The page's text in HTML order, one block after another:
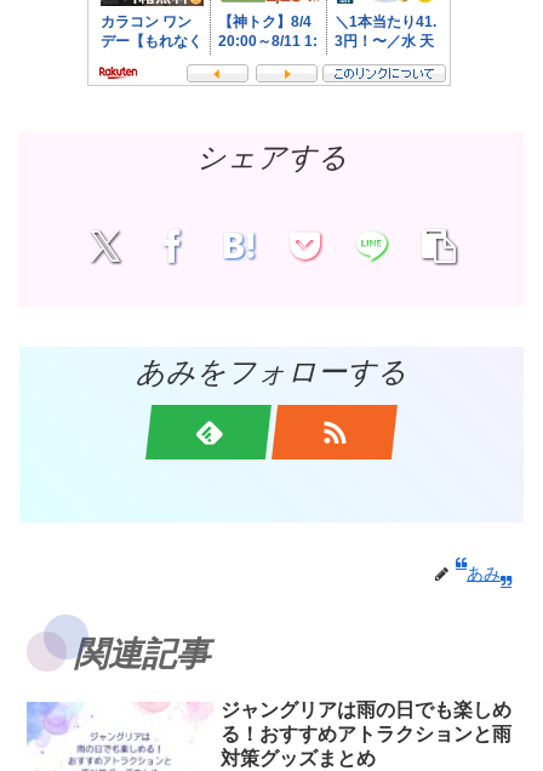
シェアする
あみをフォローする
あみ
関連記事
ジャングリアは雨の日でも楽しめ
る！おすすめアトラクションと雨
対策グッズまとめ